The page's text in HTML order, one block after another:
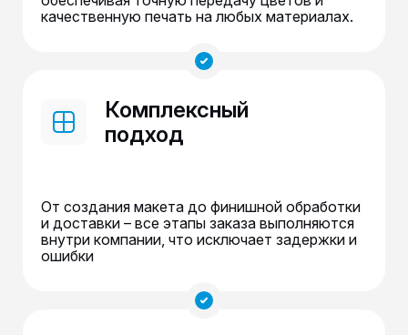
качественную печать на любых материалах.
Комплексный
подход
От создания макета до финишной обработки
и доставки – все этапы заказа выполняются
внутри компании, что исключает задержки и
ошибки